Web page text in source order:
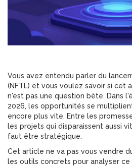
Vous avez entendu parler du
(NFTL) et vous voulez savoir si cet
n'est pas une question bête. Dans
2026, les opportunités se
encore plus vite. Entre les
les projets qui disparaissent aussi
faut être stratégique.
Cet article ne va pas vous vendre
les outils concrets pour analyser